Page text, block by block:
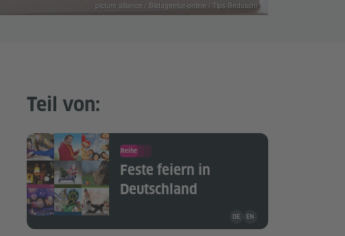
picture alliance / Bildagentur-online / Tips-Beduschi
Teil von:
Reihe
Feste feiern in
Deutschland
Unterrichtsmaterial ist in
DE EN